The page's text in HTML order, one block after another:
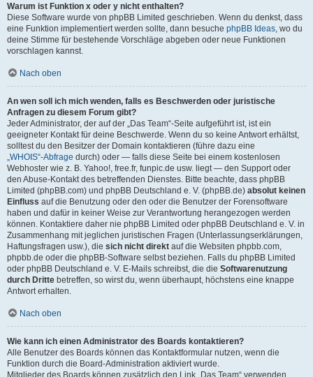
Warum ist Funktion x oder y nicht enthalten?
Diese Software wurde von phpBB Limited geschrieben. Wenn du denkst, dass
eine Funktion implementiert werden sollte, dann besuche phpBB Ideas, wo du
deine Stimme für bestehende Vorschläge abgeben oder neue Funktionen
vorschlagen kannst.
Nach oben
An wen soll ich mich wenden, falls es Beschwerden oder juristische
Anfragen zu diesem Forum gibt?
Jeder Administrator, der auf der „Das Team“-Seite aufgeführt ist, ist ein
geeigneter Kontakt für deine Beschwerde. Wenn du so keine Antwort erhältst,
solltest du den Besitzer der Domain kontaktieren (führe dazu eine
„WHOIS“-Abfrage durch) oder — falls diese Seite bei einem kostenlosen
Webhoster wie z. B. Yahoo!, free.fr, funpic.de usw. liegt — den Support oder
den Abuse-Kontakt des betreffenden Dienstes. Bitte beachte, dass phpBB
Limited (phpBB.com) und phpBB Deutschland e. V. (phpBB.de) absolut keinen
Einfluss auf die Benutzung oder den oder die Benutzer der Forensoftware
haben und dafür in keiner Weise zur Verantwortung herangezogen werden
können. Kontaktiere daher nie phpBB Limited oder phpBB Deutschland e. V. in
Zusammenhang mit jeglichen juristischen Fragen (Unterlassungserklärungen,
Haftungsfragen usw.), die sich nicht direkt auf die Websiten phpbb.com,
phpbb.de oder die phpBB-Software selbst beziehen. Falls du phpBB Limited
oder phpBB Deutschland e. V. E-Mails schreibst, die die Softwarenutzung
durch Dritte betreffen, so wirst du, wenn überhaupt, höchstens eine knappe
Antwort erhalten.
Nach oben
Wie kann ich einen Administrator des Boards kontaktieren?
Alle Benutzer des Boards können das Kontaktformular nutzen, wenn die
Funktion durch die Board-Administration aktiviert wurde.
Mitglieder des Boards können zusätzlich den Link „Das Team“ verwenden.